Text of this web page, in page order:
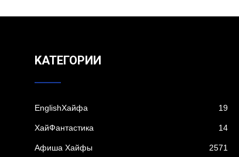
KАТЕГОРИИ
EnglishХайфа 19
XайФантастика 14
Афиша Хайфы 2571